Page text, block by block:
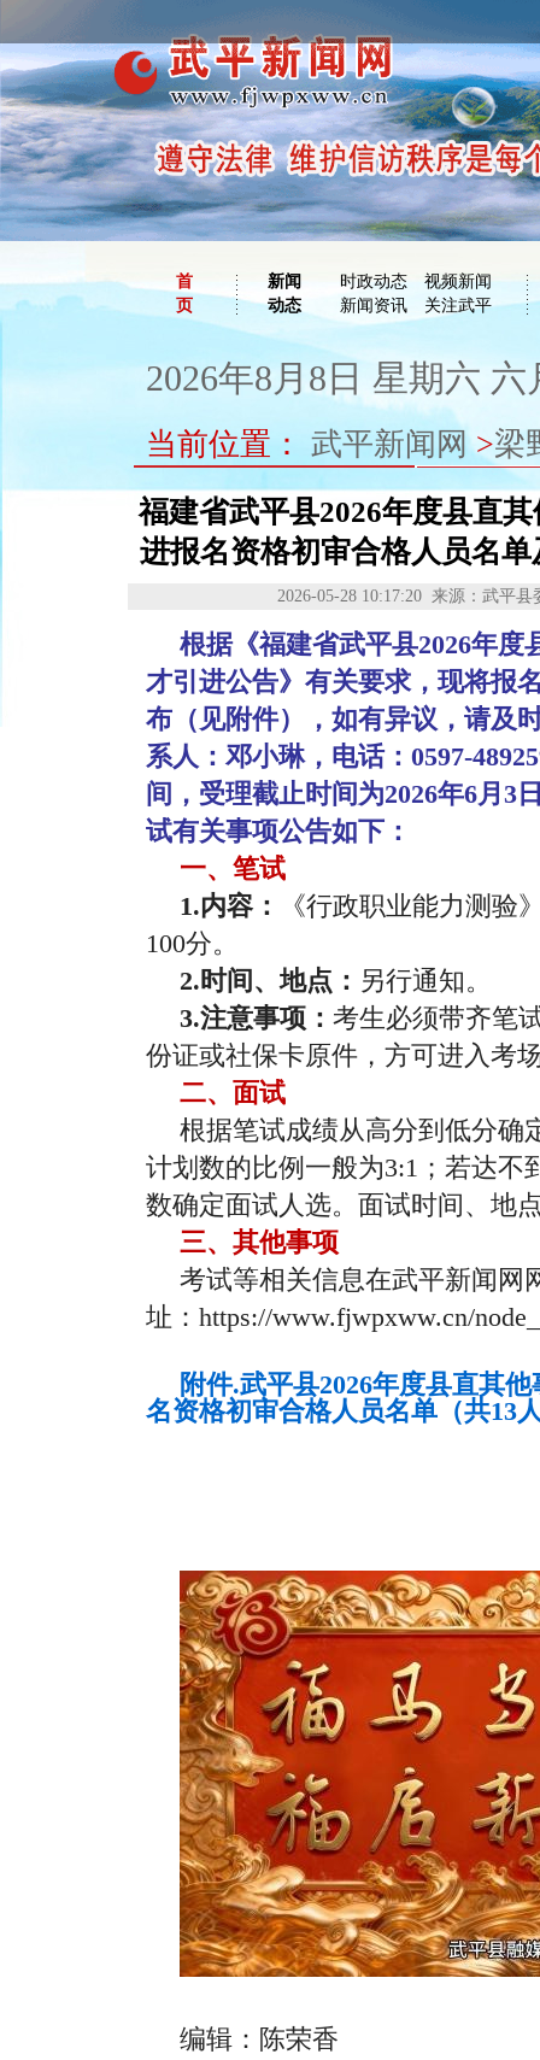
首
页
新闻 时政动态
视频新闻
动态
新闻资讯 关注武平
2026年8月8日 星期六
当前位置： 武平新闻网>梁
福建省武平县2026年度县直
进报名资格初审合格人员名
2026-05-28 10:17:20 来源：武平县
根据《福建省武平县2026年
才引进公告》有关要求，现将报
布（见附件），如有异议，请及
系人：邓小琳，电话：0597-
间，受理截止时间为2026年6月3
试有关事项公告如下：
一、笔试
1.内容：
《行政职业能力测验
100分。
2.时间、地点： 另行通知。
3.注意事项： 考生必须带齐笔
份证或社保卡原件，方可进入考
二、面试
根据笔试成绩从高分到低分确
计划数的比例一般为3:1；若达不
数确定面试人选。面试时间、地
三、其他事项
考试等相关信息在武平新闻网
址：https://www.fjwpxww.cn/
附件.武平县2026年度县直其
名资格初审合格人员名单（共13
编辑：陈荣香